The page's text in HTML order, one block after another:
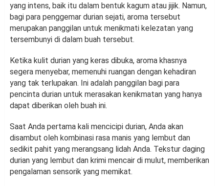
yang intens, baik itu dalam bentuk kagum atau jijik. Namun,
bagi para penggemar durian sejati, aroma tersebut
merupakan panggilan untuk menikmati kelezatan yang
tersembunyi di dalam buah tersebut.
Ketika kulit durian yang keras dibuka, aroma khasnya
segera menyebar, memenuhi ruangan dengan kehadiran
yang tak terlupakan. Ini adalah panggilan bagi para
pencinta durian untuk merasakan kenikmatan yang hanya
dapat diberikan oleh buah ini.
Saat Anda pertama kali mencicipi durian, Anda akan
disambut oleh kombinasi rasa manis yang lembut dan
sedikit pahit yang merangsang lidah Anda. Tekstur daging
durian yang lembut dan krimi mencair di mulut, memberikan
pengalaman sensorik yang memikat.